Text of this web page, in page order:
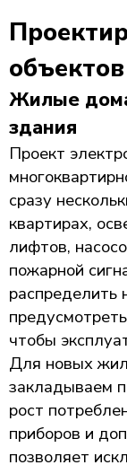
объектов
Жилые
здания
Проект
сразу
квартирах,
лифтов,
пожарной
распределить
чтобы
Для новых
закладываем
рост
приборов и
позволяет